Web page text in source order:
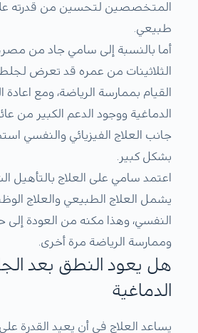
المتخصصين لتحسين من قدرته
طبيعي.
أما بالنسبة إلى سامي جاد من
الثلاثينات من عمره قد تعرض
القيام بممارسة الرياضة، ومع
الدماغية ووجود الدعم الكبير من
جانب العلاج الفيزيائي والنفسي
بشكل كبير.
اعتمد سامي على العلاج بالتأهيل
يشمل العلاج الطبيعي والعلاج
النفسي، وهذا مكنه من العودة إلى
وممارسة الرياضة مرة أخرى.
هل يعود النطق بعد
الدماغية
يساعد العلاج في أن يعيد القدرة